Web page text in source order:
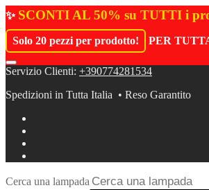
✨ SCONTI AL 50% su TUTTI i
Solo 20 pezzi per prodotto! PER
Servizio Clienti: +390774281534
Spedizioni in Tutta Italia • Reso Garantito
Cerca una lampada